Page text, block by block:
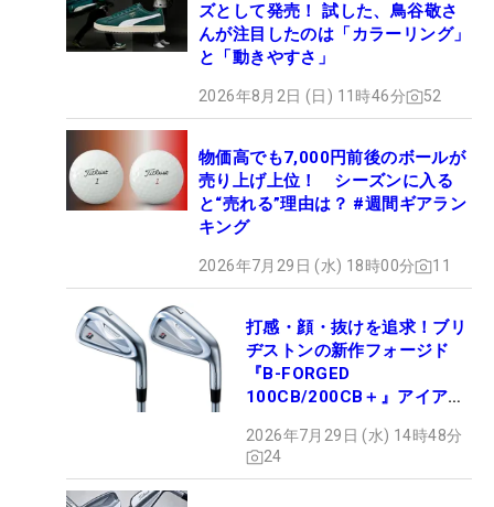
ズとして発売！ 試した、鳥谷敬さ
んが注目したのは「カラーリング」
と「動きやすさ」
2026年8月2日 (日) 11時46分 52
物価高でも7,000円前後のボールが
売り上げ上位！ シーズンに入る
と“売れる”理由は？ #週間ギアラン
キング
2026年7月29日 (水) 18時00分 11
打感・顔・抜けを追求！ブリ
ヂストンの新作フォージド
『B-FORGED
100CB/200CB＋』アイアン
2026年7月29日 (水) 14時48分
24